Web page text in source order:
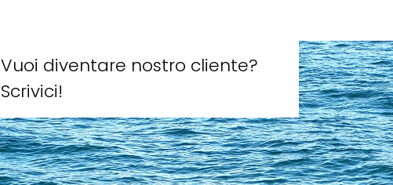
Vuoi diventare nostro cliente?
Scrivici!